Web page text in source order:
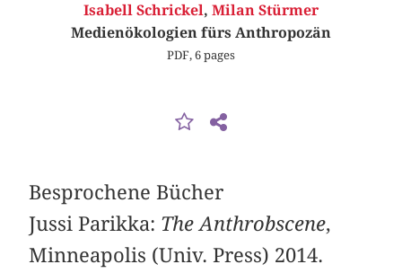
Isabell Schrickel, Milan Stürmer
Medienökologien fürs Anthropozän
PDF, 6 pages
Besprochene Bücher
Jussi Parikka: The Anthrobscene,
Minneapolis (Univ. Press) 2014.